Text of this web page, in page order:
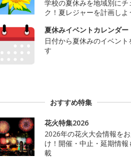
学校の夏休みを地域別にチ
ク！夏レジャーを計画しよ
夏休みイベントカレンダー
日付から夏休みのイベント
す
おすすめ特集
花火特集2026
2026年の花火大会情報を
け！開催・中止・延期情報
載